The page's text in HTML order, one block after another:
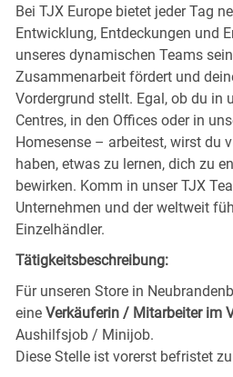
Bei TJX Europe bietet jeder Tag
Entwicklung, Entdeckungen und
unseres dynamischen Teams
Zusammenarbeit fördert und
Vordergrund stellt. Egal, ob du in
Centres, in den Offices oder in
Homesense – arbeitest, wirst du
haben, etwas zu lernen, dich zu
bewirken. Komm in unser TJX
Unternehmen und der weltweit
Einzelhändler.
Tätigkeitsbeschreibung:
Für unseren Store in
eine Verkäuferin / Mitarbeiter im
Aushilfsjob / Minijob.
Diese Stelle ist vorerst befristet